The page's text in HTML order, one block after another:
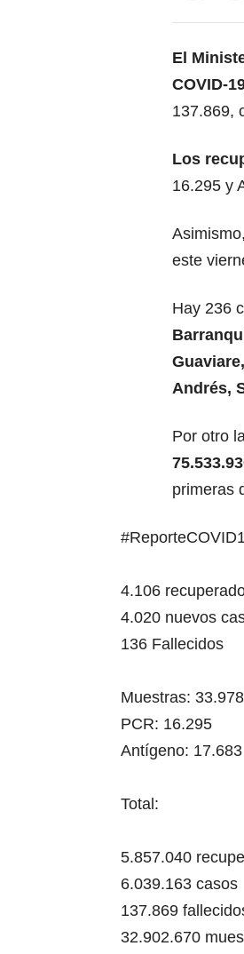
El
COVID-
137.869,
Los
16.295 y
este
Hay 236
Andrés,
Por otro
primeras
4.106
4.020 nuevos
136 Fallecidos
Muestras: 33.978
PCR: 16.295
Antígeno: 17.683
Total:
5.857.040
6.039.163 casos
137.869
32.902.670